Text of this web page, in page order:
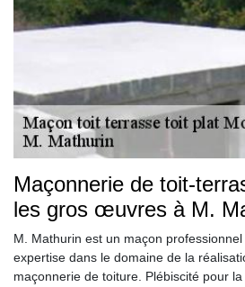
Maçonnerie de toit-
les gros œuvres à M.
M. Mathurin est un maçon
expertise dans le domaine de la
maçonnerie de toiture. Plébiscité pour